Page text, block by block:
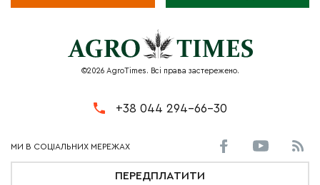
©2026 AgroTimes. Всі права застережено.
+38 044 294-66-30
ПЕРЕДПЛАТИТИ